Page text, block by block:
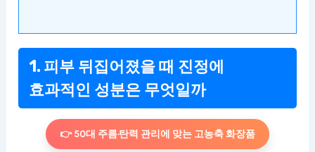
1. 피부 뒤집어졌을 때 진정에
효과적인 성분은 무엇일까
👉 50대 주름·탄력 관리에 맞는 고농축 화장품